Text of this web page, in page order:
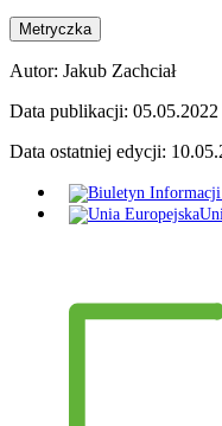
Metryczka
Autor: Jakub Zachciał
Data publikacji: 05.05.2022
Data ostatniej edycji: